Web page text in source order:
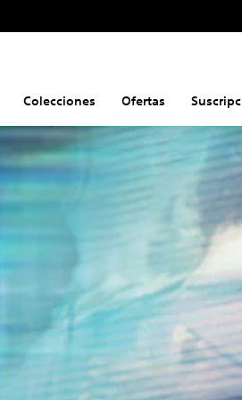
Colecciones Ofertas